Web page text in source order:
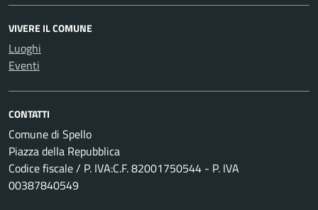
VIVERE IL COMUNE
Luoghi
Eventi
CONTATTI
Comune di Spello
Piazza della Repubblica
Codice fiscale / P. IVA:C.F. 82001750544 - P. IVA
00387840549